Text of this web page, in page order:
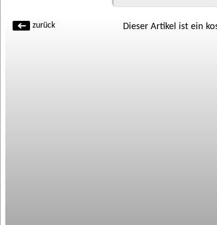
zurück Dieser Artikel ist ein